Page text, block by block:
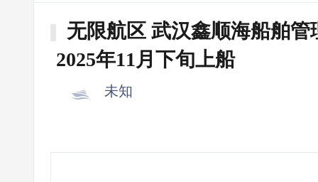
无限航区 武汉鑫顺海船舶
2025年11月下旬上船
未知